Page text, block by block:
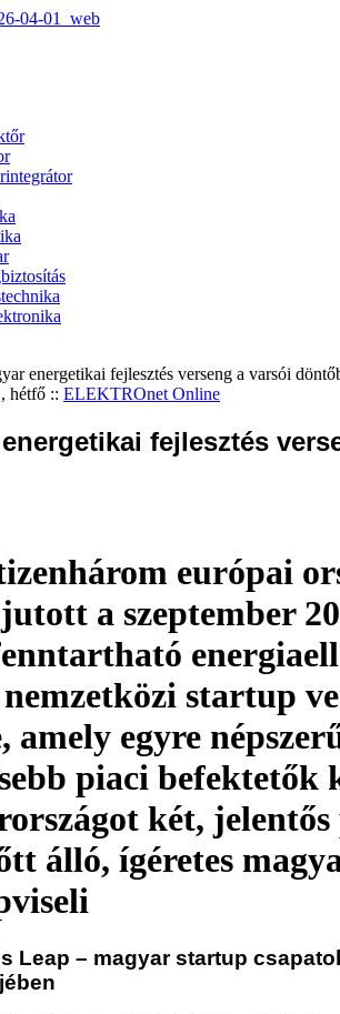
energetikai fejlesztés verseng a varsói
hétfő :: ELEKTROnet Online
fejlesztés
európai
a szeptember
startup
amely egyre
piaci befektetők
két,
álló, ígéretes
Leap – magyar startup